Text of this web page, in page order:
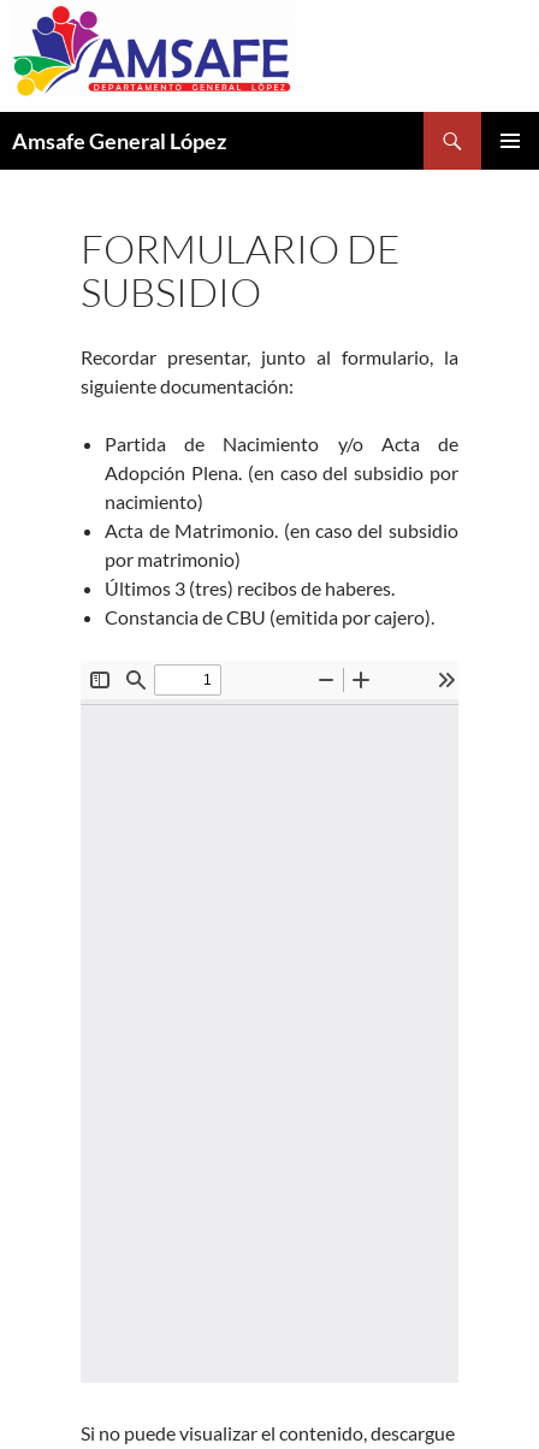
Amsafe General López
FORMULARIO DE
SUBSIDIO
Recordar presentar, junto al formulario, la
siguiente documentación:
Partida de Nacimiento y/o Acta de
Adopción Plena. (en caso del subsidio por
nacimiento)
Acta de Matrimonio. (en caso del subsidio
por matrimonio)
Últimos 3 (tres) recibos de haberes.
Constancia de CBU (emitida por cajero).
Si no puede visualizar el contenido, descargue